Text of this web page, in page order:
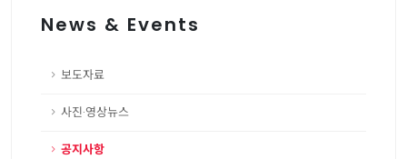
News & Events
보도자료
사진·영상뉴스
공지사항